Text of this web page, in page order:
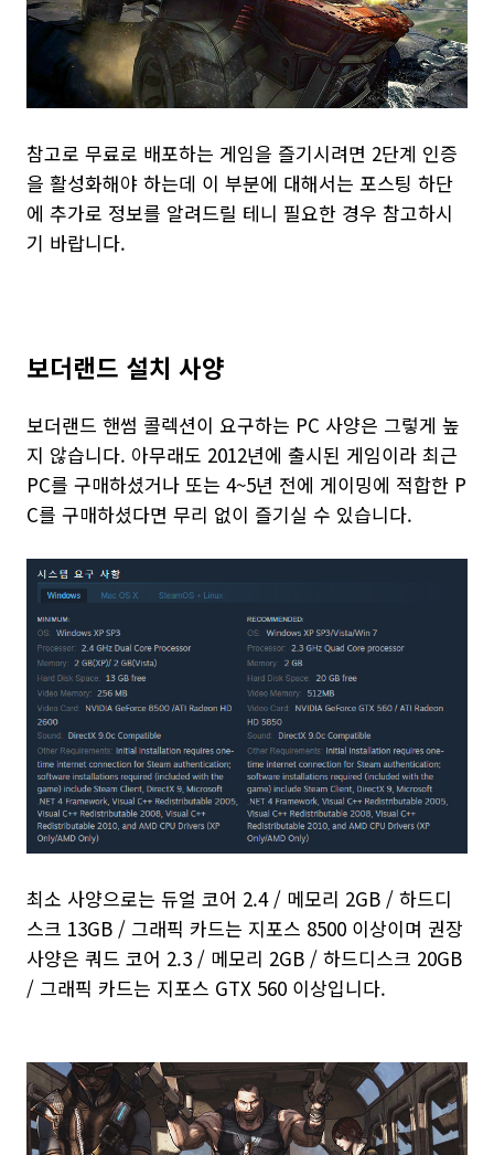
참고로 무료로 배포하는 게임을 즐기시려면 2단계 인증
을 활성화해야 하는데 이 부분에 대해서는 포스팅 하단
에 추가로 정보를 알려드릴 테니 필요한 경우 참고하시
기 바랍니다.
보더랜드 설치 사양
보더랜드 핸썸 콜렉션이 요구하는 PC 사양은 그렇게 높
지 않습니다. 아무래도 2012년에 출시된 게임이라 최근
PC를 구매하셨거나 또는 4~5년 전에 게이밍에 적합한 P
C를 구매하셨다면 무리 없이 즐기실 수 있습니다.
최소 사양으로는 듀얼 코어 2.4 / 메모리 2GB / 하드디
스크 13GB / 그래픽 카드는 지포스 8500 이상이며 권장
사양은 쿼드 코어 2.3 / 메모리 2GB / 하드디스크 20GB
/ 그래픽 카드는 지포스 GTX 560 이상입니다.